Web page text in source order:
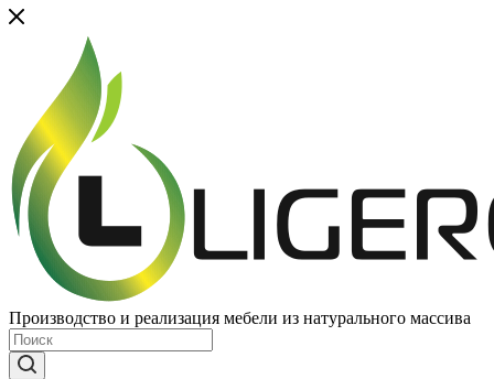
Производство и реализация мебели из натурального массива